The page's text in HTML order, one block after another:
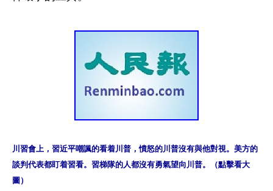
川習會上，習近平嘲諷的看着川普，憤怒的川普沒有與他對視。美方的
談判代表都盯着習看。習梯隊的人都沒有勇氣望向川普。（點擊看大